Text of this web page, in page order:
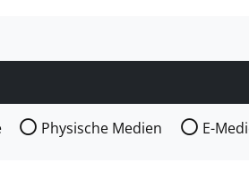
Sie die Medienart nach der Sie
Physische Medien E-